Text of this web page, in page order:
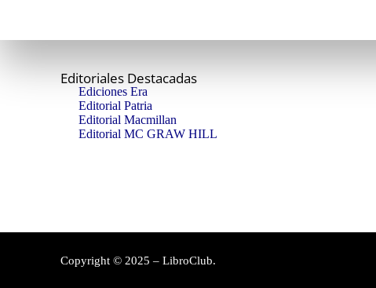
Editoriales Destacadas
Ediciones Era
Editorial Patria
Editorial Macmillan
Editorial MC GRAW HILL
Copyright © 2025 – LibroClub.